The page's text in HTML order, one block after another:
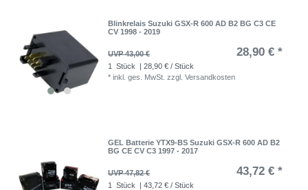
Blinkrelais Suzuki GSX-R 600 AD B2 BG C3 CE
CV 1998 - 2019
UVP 43,00 € 28,90 € *
1 Stück
| 28,90 € / Stück
*inkl. ges. MwSt. zzgl.Versandkosten
GEL Batterie YTX9-BS Suzuki GSX-R 600 AD B2
BG CE CV C3 1997 - 2017
UVP 47,82 € 43,72 € *
1 Stück
| 43,72 € / Stück